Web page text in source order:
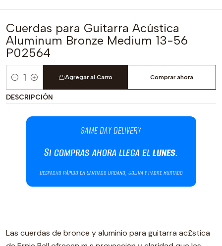
Cuerdas para Guitarra Acústica
Aluminum Bronze Medium 13-56
P02564
Cantidad
Agregar al Carro Comprar ahora
DESCRIPCIÓN
Las cuerdas de bronce y aluminio para guitarra ac£stica